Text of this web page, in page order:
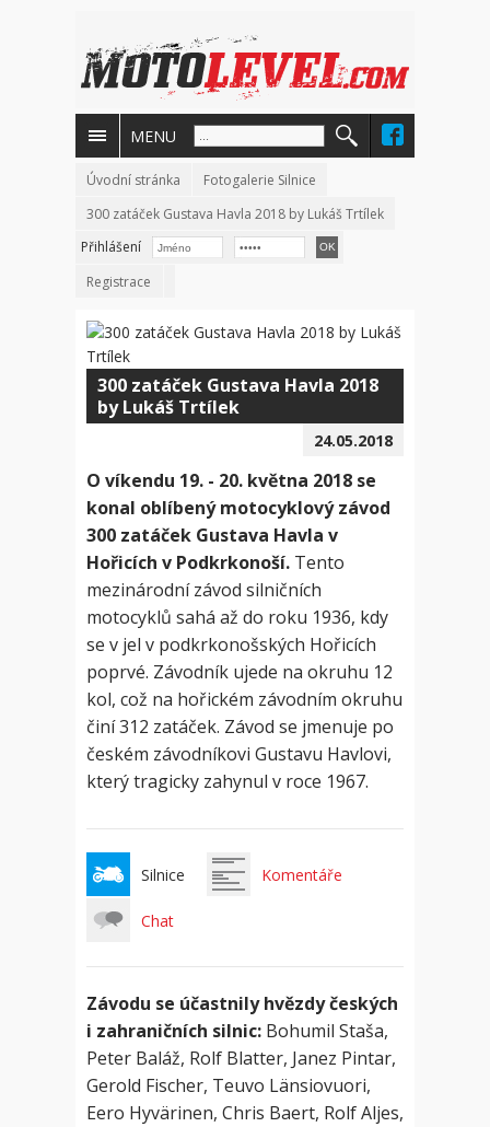
MENU
Úvodní stránka
Fotogalerie Silnice
300 zatáček Gustava Havla 2018 by Lukáš Trtílek
Přihlášení
Registrace
300 zatáček Gustava Havla 2018
by Lukáš Trtílek
24.05.2018
O víkendu 19. - 20. května 2018 se
konal oblíbený motocyklový závod
300 zatáček Gustava Havla v
Hořicích v Podkrkonoší. Tento
mezinárodní závod silničních
motocyklů sahá až do roku 1936, kdy
se v jel v podkrkonošských Hořicích
poprvé. Závodník ujede na okruhu 12
kol, což na hořickém závodním okruhu
činí 312 zatáček. Závod se jmenuje po
českém závodníkovi Gustavu Havlovi,
který tragicky zahynul v roce 1967.
Silnice Komentáře
Chat
Závodu se účastnily hvězdy českých
i zahraničních silnic: Bohumil Staša,
Peter Baláž, Rolf Blatter, Janez Pintar,
Gerold Fischer, Teuvo Länsiovuori,
Eero Hyvärinen, Chris Baert, Rolf Aljes,